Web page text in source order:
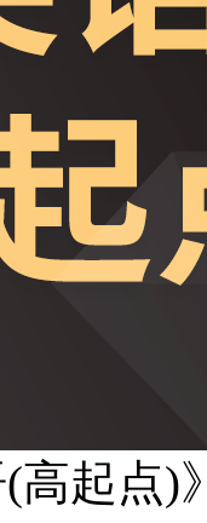
高起点)